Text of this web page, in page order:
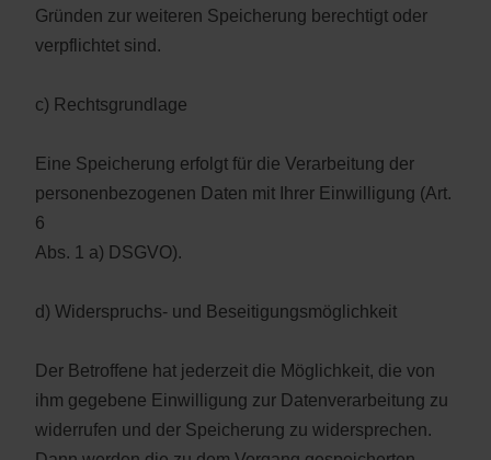
Gründen zur weiteren Speicherung berechtigt oder
verpflichtet sind.
c) Rechtsgrundlage
Eine Speicherung erfolgt für die Verarbeitung der
personenbezogenen Daten mit Ihrer Einwilligung (Art.
6
Abs. 1 a) DSGVO).
d) Widerspruchs- und Beseitigungsmöglichkeit
Der Betroffene hat jederzeit die Möglichkeit, die von
ihm gegebene Einwilligung zur Datenverarbeitung zu
widerrufen und der Speicherung zu widersprechen.